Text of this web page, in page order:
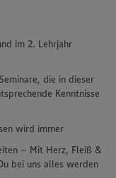
im 2. Lehrjahr
die in dieser
Kenntnisse
wird immer
– Mit Herz, Fleiß &
bei uns alles werden